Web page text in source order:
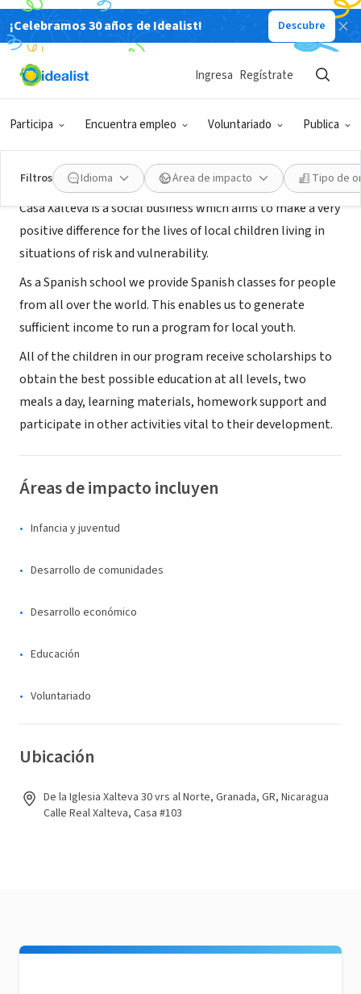
¡Celebramos 30 años de Idealist! Descubre
Participa Encuentra empleo Voluntariado Publica
Ingresa Regístrate
Filtros Idioma Área de impacto Tipo de
ORGANIZACIÓN SIN FIN DE LUCRO
Casa Xalteva
Acerca de
Casa Xalteva is a social business which aims to make a very
positive difference for the lives of local children living in
situations of risk and vulnerability.
As a Spanish school we provide Spanish classes for people
from all over the world. This enables us to generate
sufficient income to run a program for local youth.
All of the children in our program receive scholarships to
obtain the best possible education at all levels, two
meals a day, learning materials, homework support and
participate in other activities vital to their development.
Áreas de impacto incluyen
Infancia y juventud
Desarrollo de comunidades
Desarrollo económico
Educación
Voluntariado
Ubicación
De la Iglesia Xalteva 30 vrs al Norte, Granada, GR, Nicaragua
Calle Real Xalteva, Casa #103